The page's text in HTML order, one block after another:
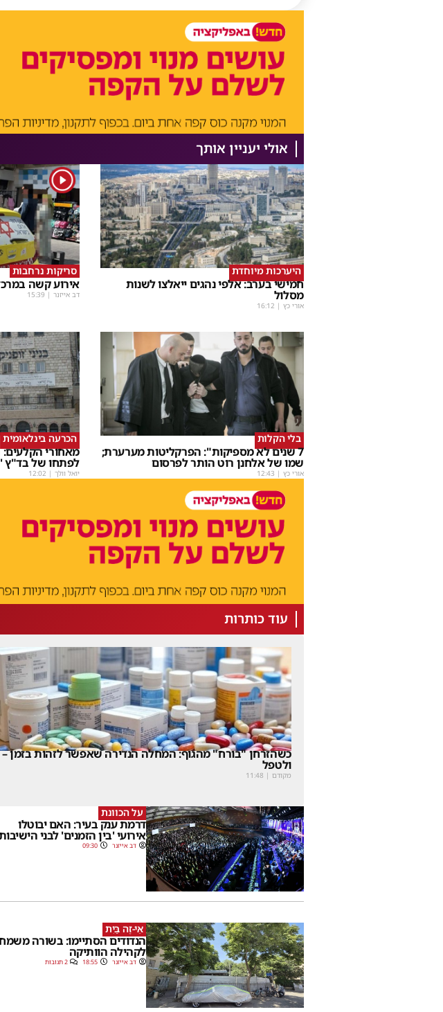
אולי יעניין אותך
היערכות מיוחדת
חמישי בערב: אלפי נהגים ייאלצו לשנות
מסלול
אורי כץ |
16:12
1
סריקות נרחבות
אירוע קשה במרכז העיר:
דב אייזנר |
15:39
בלי הקלות
7 שנים לא מספיקות": הפרקליטות מערערת;
שמו של אלחנן רוט הותר לפרסום
אורי כץ |
12:43
הכרעה בינלאומית
מאחורי
לפתחו של בד"ץ
יואל וולך |
12:02
עוד כותרות
כשהזרחן "בורח" מהגוף: המחלה הנדירה שאפשר לזהות בזמן –
ולטפל
מקודם |
11:48
על הכוונת
דרמת ענק בעיר: האם יבוטלו
אירועי 'בין הזמנים' לבני
דב אייזנר 09:30
אֵי-זֶה בַּיִת
הנדודים הסתיימו: בשורה
לקהילה הוותיקה
דב אייזנר 18:55 2 תגובות